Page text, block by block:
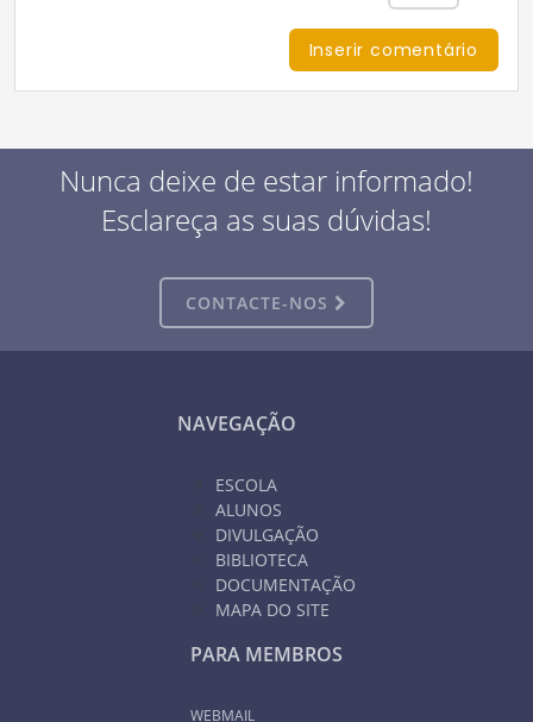
Nunca deixe de estar informado!
Esclareça as suas dúvidas!
CONTACTE-NOS
NAVEGAÇÃO
ESCOLA
ALUNOS
DIVULGAÇÃO
BIBLIOTECA
DOCUMENTAÇÃO
MAPA DO SITE
PARA MEMBROS
WEBMAIL